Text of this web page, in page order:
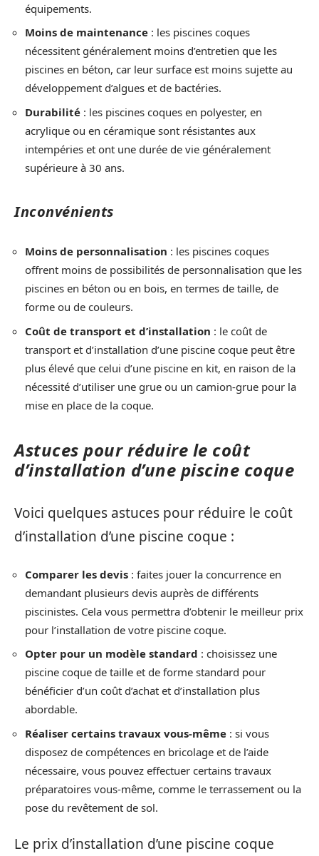
équipements.
Moins de maintenance : les piscines coques
nécessitent généralement moins d’entretien que les
piscines en béton, car leur surface est moins sujette au
développement d’algues et de bactéries.
Durabilité : les piscines coques en polyester, en
acrylique ou en céramique sont résistantes aux
intempéries et ont une durée de vie généralement
supérieure à 30 ans.
Inconvénients
Moins de personnalisation : les piscines coques
offrent moins de possibilités de personnalisation que les
piscines en béton ou en bois, en termes de taille, de
forme ou de couleurs.
Coût de transport et d’installation : le coût de
transport et d’installation d’une piscine coque peut être
plus élevé que celui d’une piscine en kit, en raison de la
nécessité d’utiliser une grue ou un camion-grue pour la
mise en place de la coque.
Astuces pour réduire le coût
d’installation d’une piscine coque
Voici quelques astuces pour réduire le coût
d’installation d’une piscine coque :
Comparer les devis : faites jouer la concurrence en
demandant plusieurs devis auprès de différents
piscinistes. Cela vous permettra d’obtenir le meilleur prix
pour l’installation de votre piscine coque.
Opter pour un modèle standard : choisissez une
piscine coque de taille et de forme standard pour
bénéficier d’un coût d’achat et d’installation plus
abordable.
Réaliser certains travaux vous-même : si vous
disposez de compétences en bricolage et de l’aide
nécessaire, vous pouvez effectuer certains travaux
préparatoires vous-même, comme le terrassement ou la
pose du revêtement de sol.
Le prix d’installation d’une piscine coque